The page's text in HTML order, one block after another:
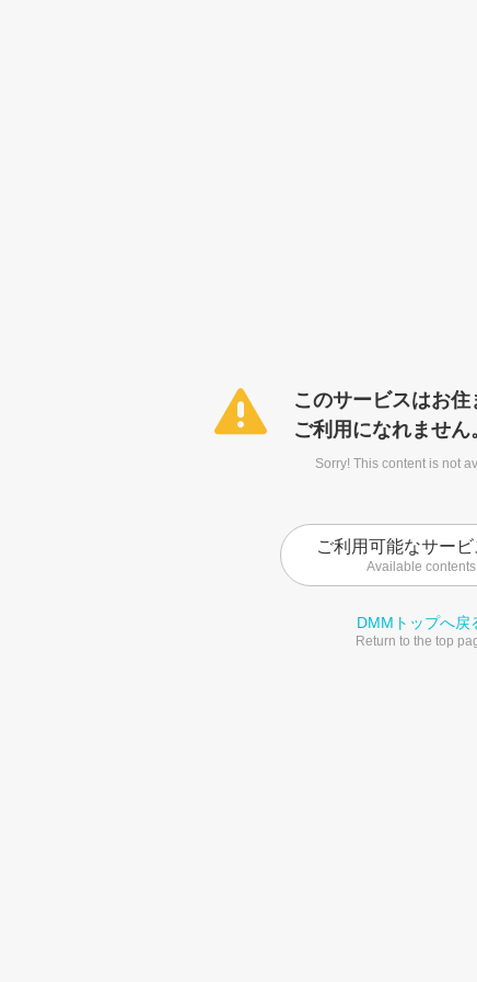
このサービスはお
ご利用になれません
Sorry! This content is not
ご利用可能なサー
Available contents
DMMトップへ戻
Return to the top